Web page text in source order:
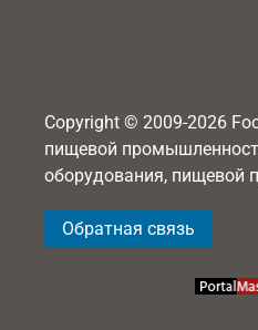
Copyright © 2009-2026
пищевой
оборудования, пищевой
Обратная связь